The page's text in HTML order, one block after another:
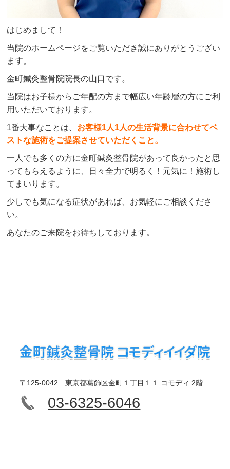
はじめまして！
当院のホームページをご覧いただき誠にありがとうござい
ます。
金町鍼灸整骨院院長の山口です。
当院はお子様からご年配の方まで幅広い年齢層の方にご利
用いただいております。
1番大事なことは、 お客様1人1人の生活背景に合わせてベ
ストな施術をご提案させていただくこと。
一人でも多くの方に金町鍼灸整骨院があって良かったと思
ってもらえるように、日々全力で明るく！元気に！施術し
てまいります。
少しでも気になる症状があれば、お気軽にご相談くださ
い。
あなたのご来院をお待ちしております。
〒125-0042 東京都葛飾区金町１丁目１１ コモディ 2階
03-6325-6046